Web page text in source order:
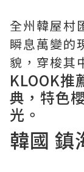
全州韓屋村
瞬息萬變的
貌，穿梭其
KLOOK推
典 ，特色
光。
韓國 鎮